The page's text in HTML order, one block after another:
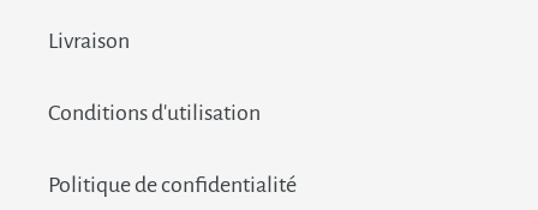
Livraison
Conditions d'utilisation
Politique de confidentialité